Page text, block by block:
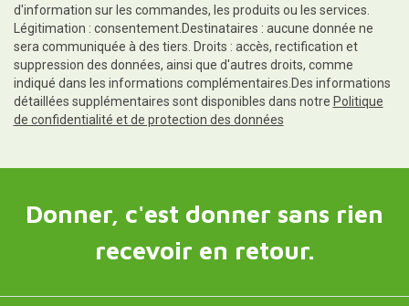
d'information sur les commandes, les produits ou les services.
Légitimation : consentement.Destinataires : aucune donnée ne
sera communiquée à des tiers. Droits : accès, rectification et
suppression des données, ainsi que d'autres droits, comme
indiqué dans les informations complémentaires.Des informations
détaillées supplémentaires sont disponibles dans notre Politique
de confidentialité et de protection des données
Donner, c'est donner sans rien
recevoir en retour.